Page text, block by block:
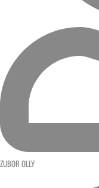
ZUBOR OLLY